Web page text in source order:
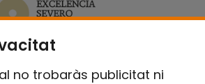
no trobaràs publicitat ni